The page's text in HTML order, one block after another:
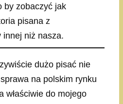
by zobaczyć jak
pisana z
innej niż nasza.
dużo pisać nie
na polskim rynku
właściwie do mojego